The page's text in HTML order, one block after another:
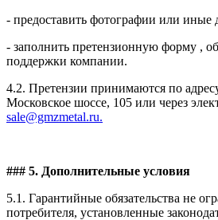
- предоставить фотографии или иные
- заполнить претензионную форму ,
поддержки компании.
4.2. Претензии принимаются по
Московское шоссе, 105 или через
sale@gmzmetal.ru.
### 5. Дополнительные условия
5.1. Гарантийные обязательства не
потребителя, установленные